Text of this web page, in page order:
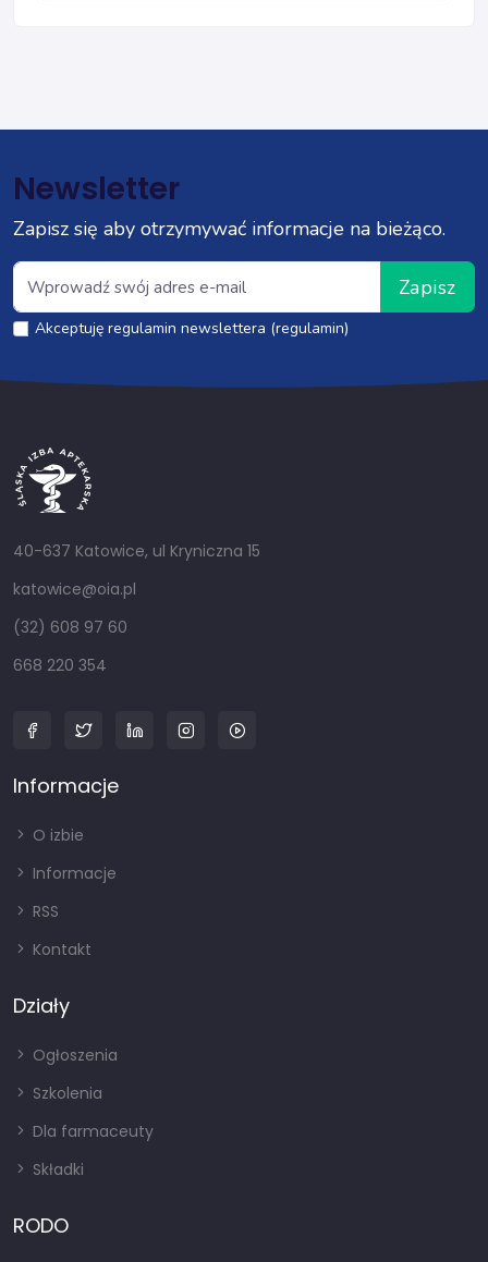
Newsletter
Zapisz się aby otrzymywać informacje na bieżąco.
Zapisz
Akceptuję regulamin newslettera (regulamin)
40-637 Katowice, ul Kryniczna 15
katowice@oia.pl
(32) 608 97 60
668 220 354
Informacje
O izbie
Informacje
RSS
Kontakt
Działy
Ogłoszenia
Szkolenia
Dla farmaceuty
Składki
RODO